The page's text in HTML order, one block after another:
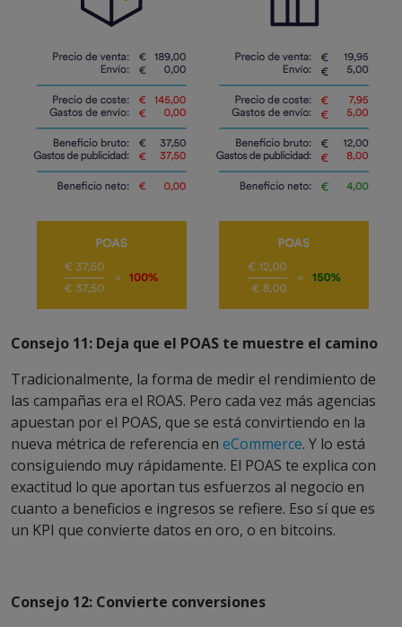
Consejo 11: Deja que el POAS te muestre el camino
Tradicionalmente, la forma de medir el rendimiento de
las campañas era el ROAS. Pero cada vez más agencias
apuestan por el POAS, que se está convirtiendo en la
nueva métrica de referencia en eCommerce. Y lo está
consiguiendo muy rápidamente. El POAS te explica con
exactitud lo que aportan tus esfuerzos al negocio en
cuanto a beneficios e ingresos se refiere. Eso sí que es
un KPI que convierte datos en oro, o en bitcoins.
Consejo 12: Convierte conversiones